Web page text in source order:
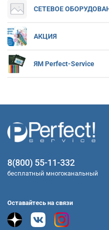
СЕТЕВОЕ
АКЦИЯ
ЯМ Perfect-Service
8(800) 55-11-332
бесплатный многоканальный
Оставайтесь на связи